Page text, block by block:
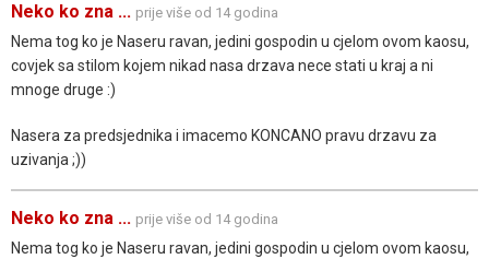
Neko ko zna ... prije više od 14 godina
Nema tog ko je Naseru ravan, jedini gospodin u cjelom ovom kaosu,
covjek sa stilom kojem nikad nasa drzava nece stati u kraj a ni
mnoge druge :)
Nasera za predsjednika i imacemo KONCANO pravu drzavu za
uzivanja ;))
Neko ko zna ... prije više od 14 godina
Nema tog ko je Naseru ravan, jedini gospodin u cjelom ovom kaosu,